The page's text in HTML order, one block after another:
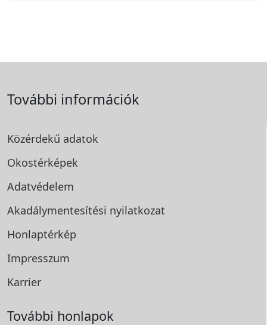
További információk
Közérdekű adatok
Okostérképek
Adatvédelem
Akadálymentesítési nyilatkozat
Honlaptérkép
Impresszum
Karrier
További honlapok